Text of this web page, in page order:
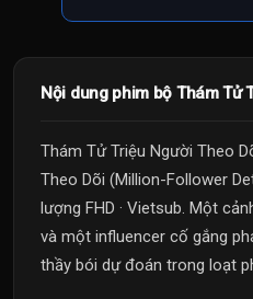
Nội dung phim bộ Thám Tử
Thám Tử Triệu Người Theo
Theo Dõi (Million-Follower
lượng FHD · Vietsub. Một
và một influencer cố gắng
thầy bói dự đoán trong loạt